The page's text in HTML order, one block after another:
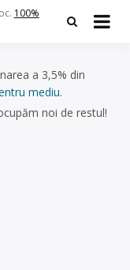
100%
a 3,5% din
mediu.
noi de restul!